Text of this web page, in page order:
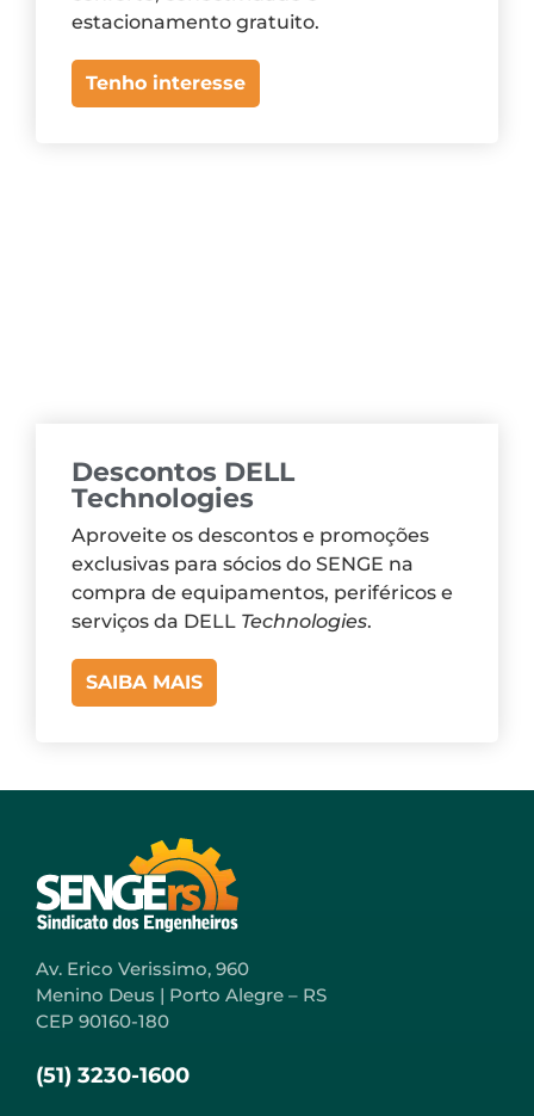
estacionamento gratuito.
Tenho interesse
Descontos DELL
Technologies
Aproveite os descontos e promoções
exclusivas para sócios do SENGE na
compra de equipamentos, periféricos e
serviços da DELL Technologies.
SAIBA MAIS
Av. Erico Verissimo, 960
Menino Deus | Porto Alegre – RS
CEP 90160-180
(51) 3230-1600